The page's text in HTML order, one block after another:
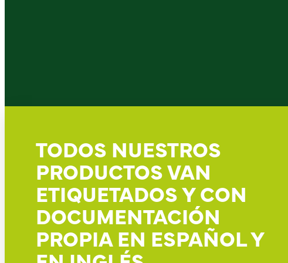
TODOS NUESTROS
PRODUCTOS VAN
ETIQUETADOS Y CON
DOCUMENTACIÓN
PROPIA EN ESPAÑOL Y